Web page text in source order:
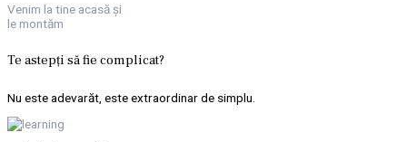
Venim la tine acasă și
le montăm
Te astepți să fie complicat?
Nu este adevarăt, este extraordinar de simplu.